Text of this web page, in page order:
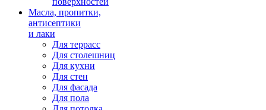
Масла, пропитки,
антисептики
и лаки
Для террасс
Для столешниц
Для кухни
Для стен
Для фасада
Для пола